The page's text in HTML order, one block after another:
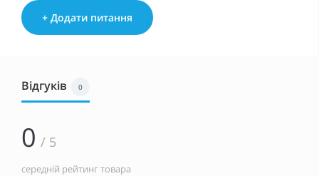
+ Додати питання
Відгуків 0
0 / 5
середній рейтинг товара